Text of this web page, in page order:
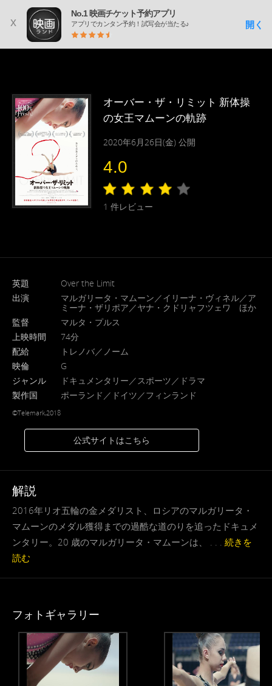
x
No.1 映画チケット予約アプリ
アプリでカンタン予約！試写会が当たる♪ 開く
オーバー・ザ・リミット 新体操
の女王マムーンの軌跡
2020年6月26日(金) 公開
4.0
1 件レビュー
英題
Over the Limit
出演
マルガリータ・マムーン／イリーナ・ヴィネル／ア
ミーナ・ザリポア／ヤナ・クドリャフツェワ ほか
監督
マルタ・プルス
上映時間
74分
配給
トレノバ／ノーム
映倫
G
ジャンル
ドキュメンタリー／スポーツ／ドラマ
製作国
ポーランド／ドイツ／フィンランド
©Telemark,2018
公式サイトはこちら
解説
2016年リオ五輪の金メダリスト、ロシアのマルガリータ・
マムーンのメダル獲得までの過酷な道のりを追ったドキュメ
ンタリー。20 歳のマルガリータ・マムーンは、 . . . 続きを
読む
フォトギャラリー